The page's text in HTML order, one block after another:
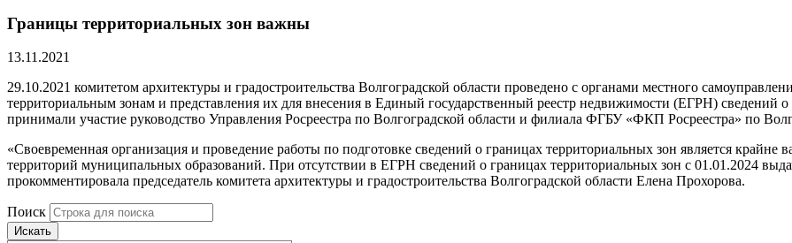
Границы территориальных зон важны
13.11.2021
29.10.2021 комитетом архитектуры и градостроительства Волгоградской области проведено с органами местного
территориальным зонам и представления их для внесения в Единый государственный реестр недвижимости (ЕГРН) сведений
принимали участие руководство Управления Росреестра по Волгоградской области и филиала ФГБУ «ФКП Росреестра» по
«Своевременная организация и проведение работы по подготовке сведений о границах территориальных зон является крайне
территорий муниципальных образований. При отсутствии в ЕГРН сведений о границах территориальных зон с 01.01.2024
прокомментировала председатель комитета архитектуры и градостроительства Волгоградской области Елена Прохорова.
Поиск
Искать